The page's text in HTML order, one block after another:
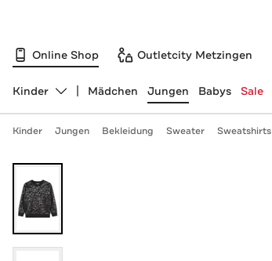
Online Shop Outletcity Metzingen
Abteilung ändern, ausgewählt:
Kinder Mädchen Jungen Babys Sale
Kinder Jungen Bekleidung Sweater Sweatshirts